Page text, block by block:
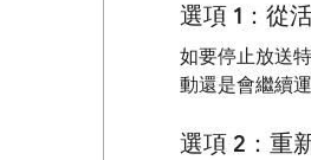
選項 1：從
如要停止放送
動還是會繼續
選項 2：重